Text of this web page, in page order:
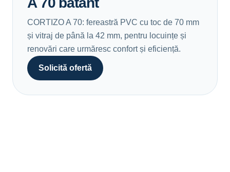
CORTIZO A 70: fereastră PVC cu toc de 70 mm
și vitraj de până la 42 mm, pentru locuințe și
renovări care urmăresc confort și eficiență.
Solicită ofertă